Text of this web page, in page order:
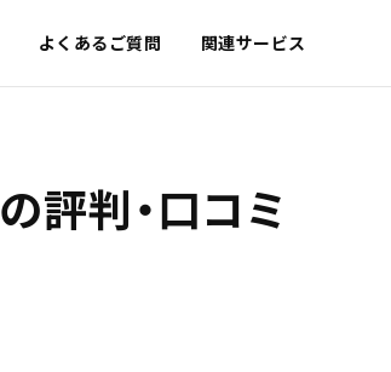
よくあるご質問 関連サービス
の評判・口コミ